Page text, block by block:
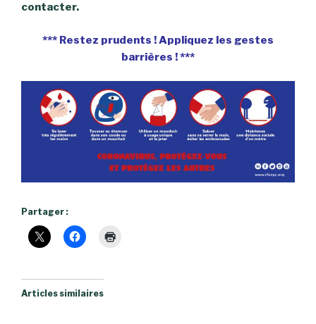
contacter.
*** Restez prudents ! Appliquez les gestes
barrières ! ***
Partager :
Articles similaires